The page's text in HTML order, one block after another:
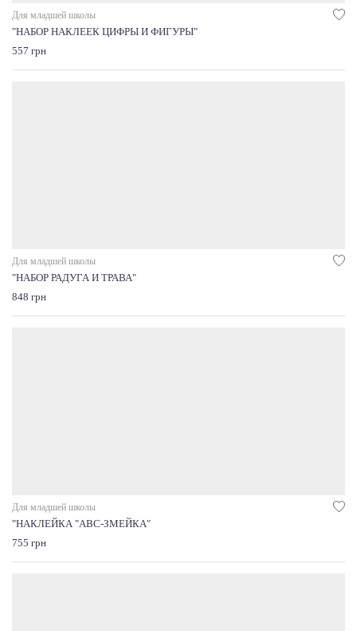
Для младшей школы
"НАБОР НАКЛЕЕК ЦИФРЫ И ФИГУРЫ"
557 грн
Для младшей школы
"НАБОР РАДУГА И ТРАВА"
848 грн
Для младшей школы
"НАКЛЕЙКА "ABC-ЗМЕЙКА"
755 грн